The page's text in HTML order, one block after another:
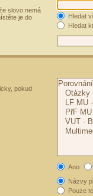
slovo nemá
je do
Hledat
Hledat
pokud
Ano
Názvy
Pouze